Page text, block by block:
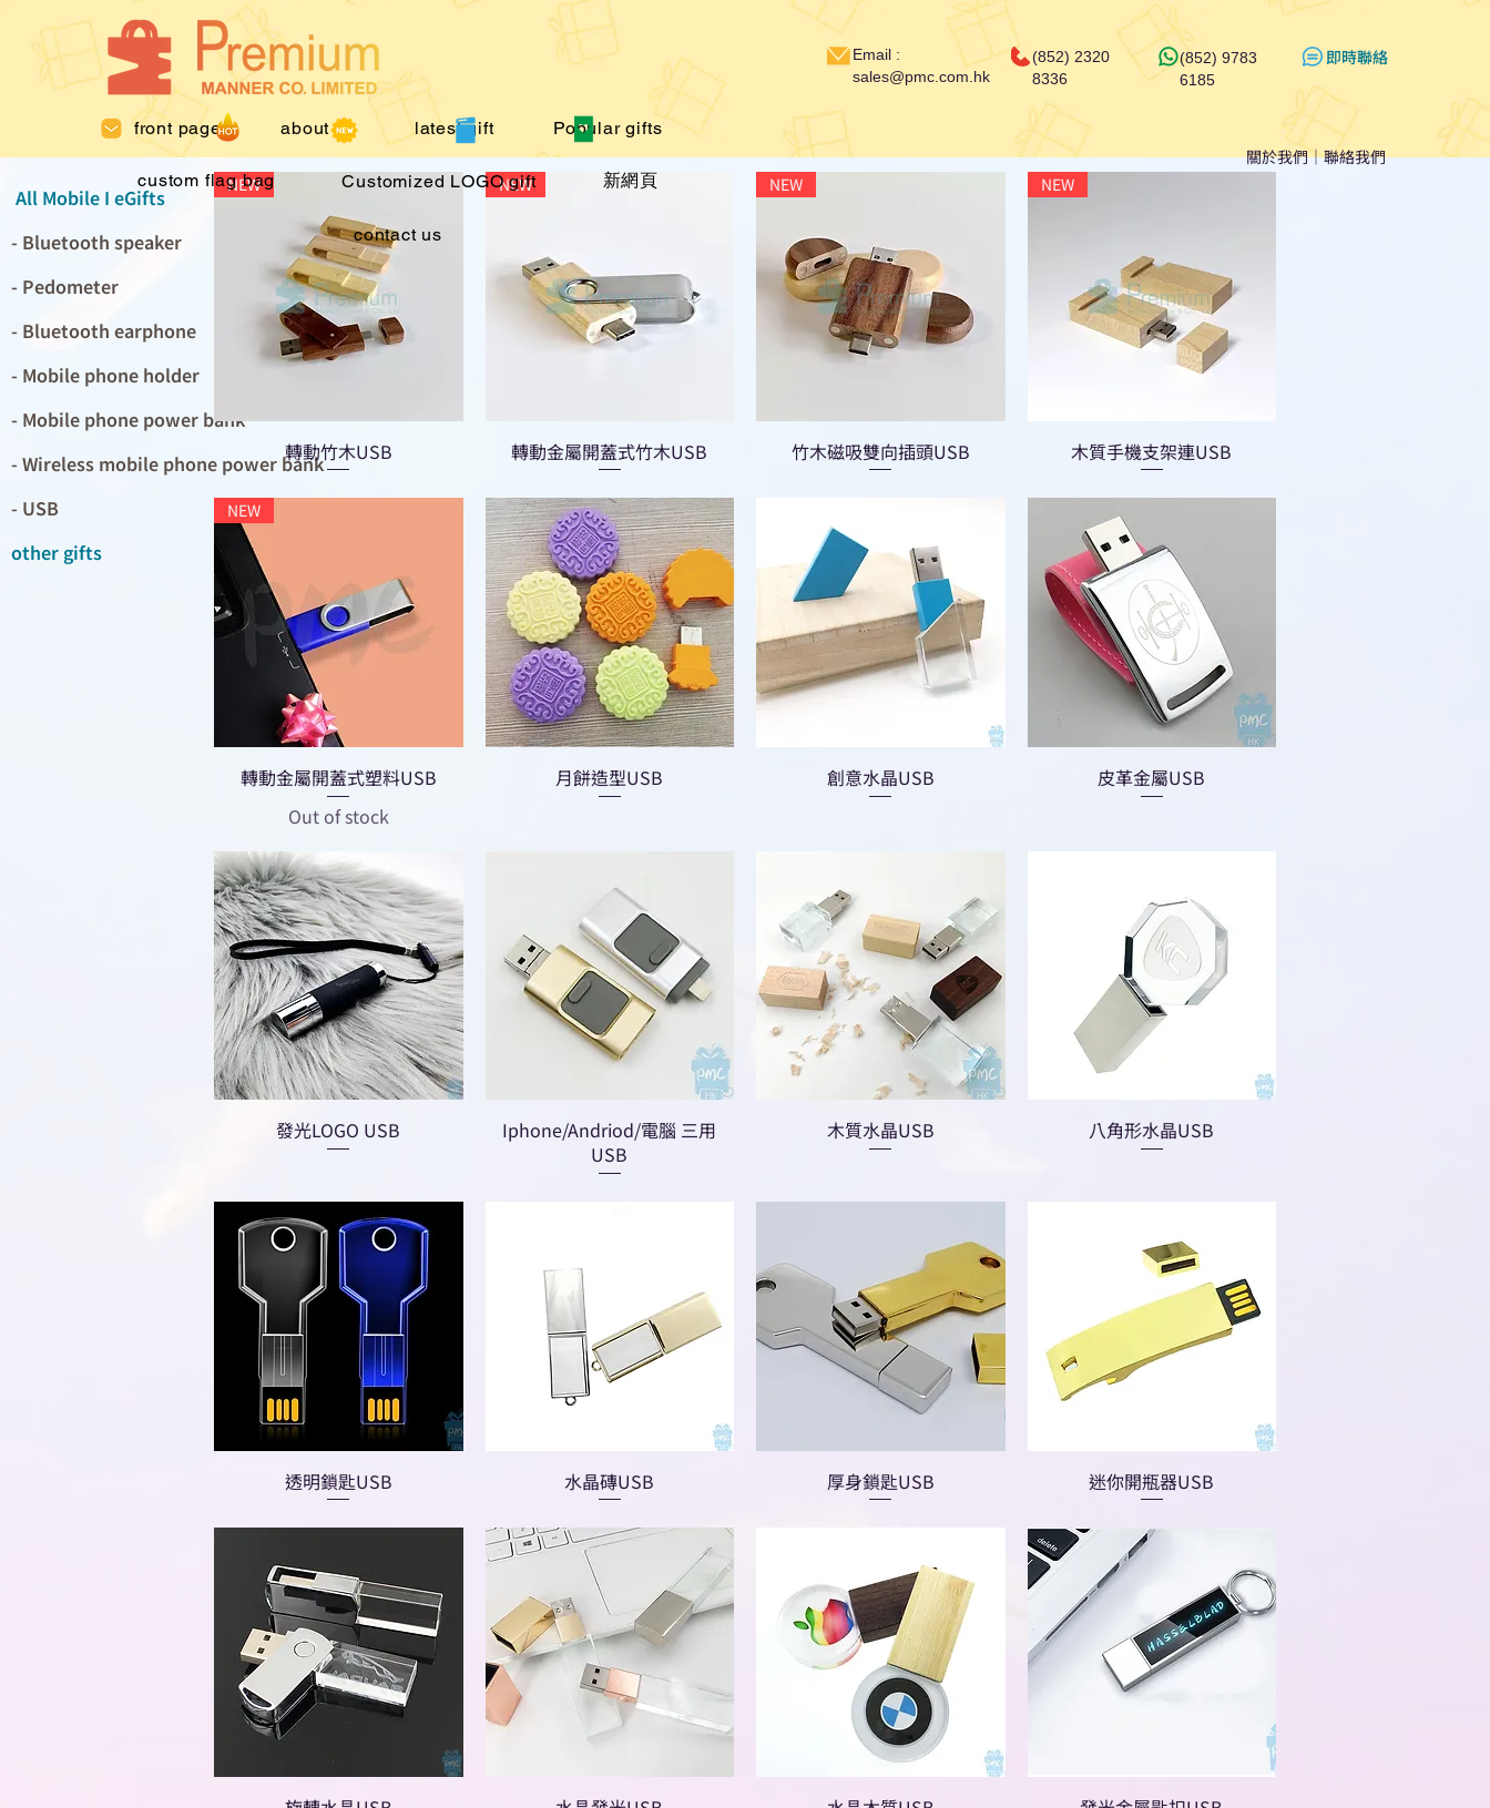
front page about us latest gift Popular gifts
custom flag bag Customized LOGO gift 新網頁
contact us
Email :
sales@pmc.com.hk
(852) 2320
8336
(852) 9783
6185
​即時聯絡
關於我們｜聯絡我們
All Mobile I eGifts
- Bluetooth speaker
- Pedometer
- Bluetooth earphone
- Mobile phone holder
- Mobile phone power bank
- Wireless mobile phone power bank
- USB
other gifts
NEW
轉動竹木USB
NEW
轉動金屬開蓋式竹木USB
NEW
竹木磁吸雙向插頭USB
NEW
木質手機支架連USB
NEW
轉動金屬開蓋式塑料USB
Out of stock
月餅造型USB 創意水晶USB 皮革金屬USB
發光LOGO USB
Iphone/Andriod/電腦 三用
USB
木質水晶USB 八角形水晶USB
透明鎖匙USB 水晶磚USB 厚身鎖匙USB 迷你開瓶器USB